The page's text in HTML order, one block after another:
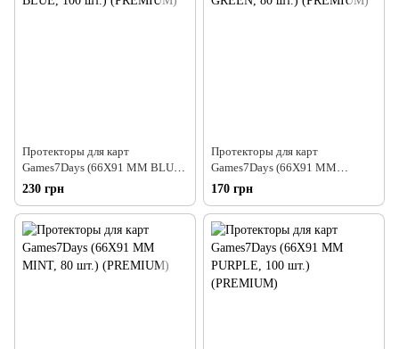
Протекторы для карт
Games7Days (66X91 MM BLUE,
100 шт.) (PREMIUM)
230 грн
Протекторы для карт
Games7Days (66X91 MM
GREEN, 80 шт.) (PREMIUM)
170 грн